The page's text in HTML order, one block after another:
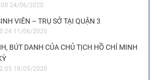
24/06/2020
VIÊN – TRỤ SỞ TẠI QUẬN 3
11/06/2020
BÚT DANH CỦA CHỦ TỊCH HỒ CHÍ MINH
18/05/2020